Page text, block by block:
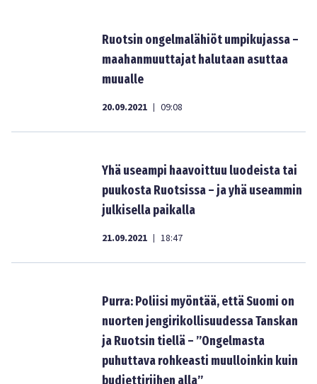
Ruotsin ongelmalähiöt umpikujassa –
maahanmuuttajat halutaan asuttaa
muualle
20.09.2021 | 09:08
Yhä useampi haavoittuu luodeista tai
puukosta Ruotsissa – ja yhä useammin
julkisella paikalla
21.09.2021 | 18:47
Purra: Poliisi myöntää, että Suomi on
nuorten jengirikollisuudessa Tanskan
ja Ruotsin tiellä – ”Ongelmasta
puhuttava rohkeasti muulloinkin kuin
budjettiriihen alla”